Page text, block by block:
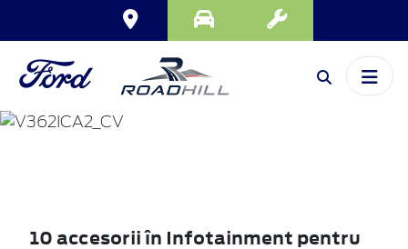
TRANSIT
CUSTOM
10 accesorii în Infotainment pentru